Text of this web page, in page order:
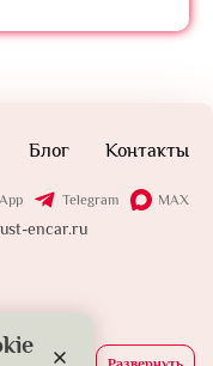
Блог Контакты
Telegram MAX
encar.ru